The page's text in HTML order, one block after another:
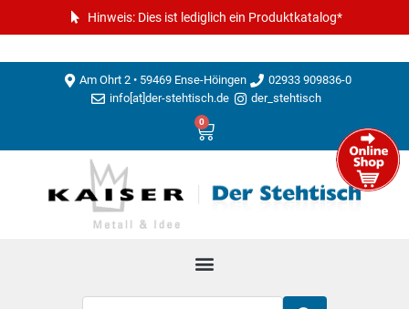
Hinweis: Dies ist lediglich ein Produktkatalog*
Am Ohrt 2 • 59469 Ense-Höingen
02933 909836-0
info[at]der-stehtisch.de
der_stehtisch
0